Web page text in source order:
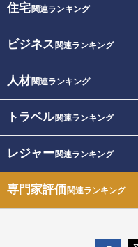
住宅関連ランキング
ビジネス 関連ランキング
人材関連ランキング
トラベル関連ランキング
レジャー関連ランキング
専門家評価関連ランキング